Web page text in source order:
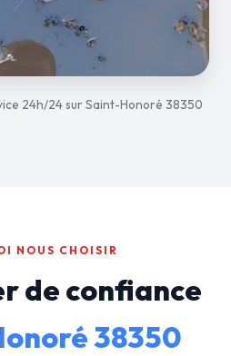
24h/24 sur Saint-Honoré 38350
NOUS CHOISIR
de confiance
38350